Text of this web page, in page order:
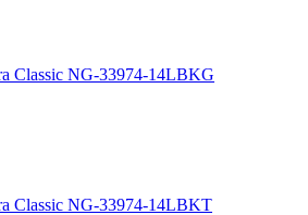
Classic NG-33974-14LBKG
Classic NG-33974-14LBKT